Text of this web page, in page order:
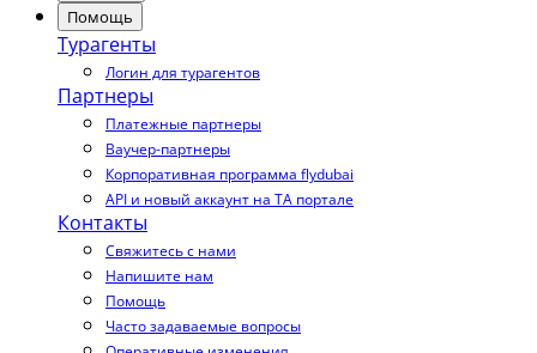
Помощь
Турагенты
Логин для турагентов
Партнеры
Платежные партнеры
Ваучер-партнеры
Корпоративная программа flydubai
API и новый аккаунт на TA портале
Контакты
Свяжитесь с нами
Напишите нам
Помощь
Часто задаваемые вопросы